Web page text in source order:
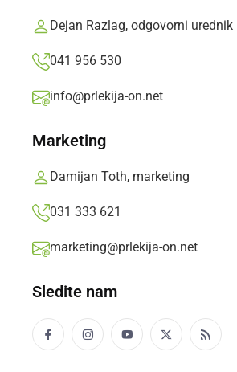
Dejan Razlag, odgovorni urednik
041 956 530
info@prlekija-on.net
Marketing
Damijan Toth, marketing
031 333 621
marketing@prlekija-on.net
Sledite nam
NARAVA